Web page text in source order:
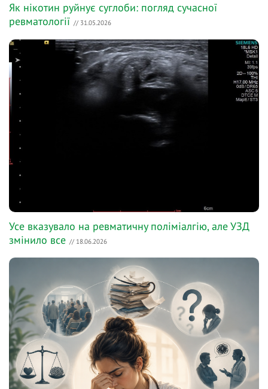
Як нікотин руйнує суглоби: погляд сучасної
ревматології // 31.05.2026
Усе вказувало на ревматичну поліміалгію, але УЗД
змінило все // 18.06.2026